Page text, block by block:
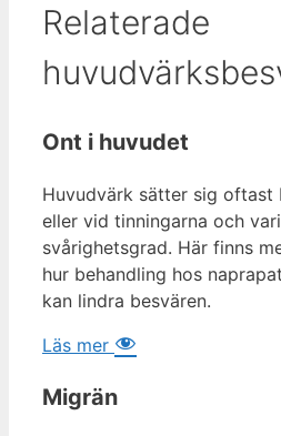
Relaterade
Ont i huvudet
Huvudvärk sätter sig oftast
eller vid tinningarna och
svårighetsgrad. Här finns
hur behandling hos
kan lindra besvären.
Läs mer
Migrän